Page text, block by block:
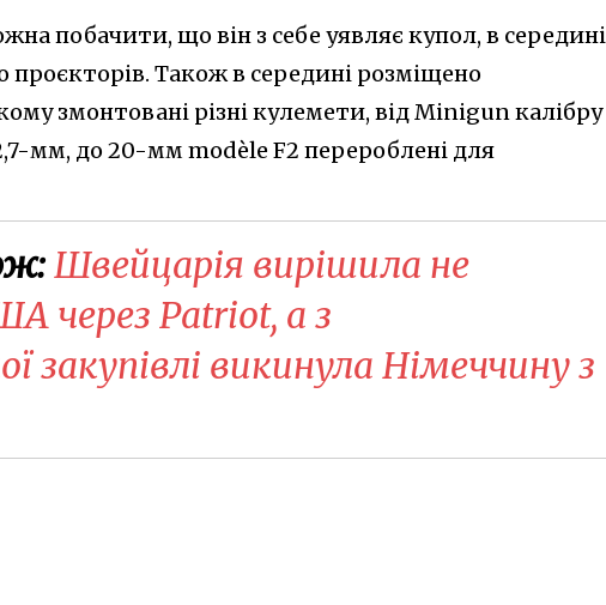
побачити, що він з себе уявляє купол, в середині
проєкторів. Також в середині розміщено
змонтовані різні кулемети, від Minigun калібру
мм, до 20-мм modèle F2 перероблені для
Швейцарія вирішила не
через Patriot, а з
закупівлі викинула Німеччину з